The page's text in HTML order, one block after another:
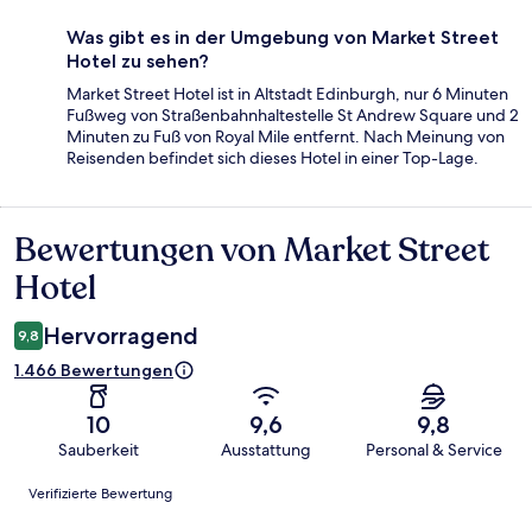
Was gibt es in der Umgebung von Market Street
Hotel zu sehen?
Market Street Hotel ist in Altstadt Edinburgh, nur 6 Minuten
Fußweg von Straßenbahnhaltestelle St Andrew Square und 2
Minuten zu Fuß von Royal Mile entfernt. Nach Meinung von
Reisenden befindet sich dieses Hotel in einer Top-Lage.
Bewertungen
Bewertungen von Market Street
Hotel
9,8 Hervorragend
1.466 Bewertungen
10
Sauberkeit
9,6
Ausstattung
9,8
Personal & Service
Bewertungen
Verifizierte Bewertung